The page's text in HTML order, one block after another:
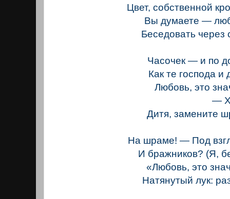
Цвет, собственной
Вы думаете —
Беседовать через
Часочек — и по
Как те господа и
Любовь, это
—
Дитя, замените
На шраме! — Под
И бражников? (Я,
«Любовь, это
Натянутый лук: